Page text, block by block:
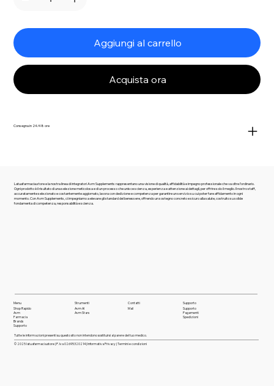
Aggiungi al carrello
Acquista ora
Consegna in 24/48 ore
Latuafarmacia.store e la nostra linea di integratori Avm Supplements rappresentano una visione di qualità, affidabilità e impegno professionale che va oltre l’ordinario.
Ogni prodotto è il risultato di una selezione meticolosa e di un processo che unisce scienza, esperienza e attenzione ai dettagli, per offrire solo il meglio. Il nostro staff,
accuratamente selezionato e costantemente aggiornato, lavora con dedizione e competenza per garantire un servizio su cui poter fare affidamento in ogni
momento. Con Avm Supplements, ci impegniamo a elevare gli standard del benessere, offrendo un sostegno concreto e sicuro alla salute, costruito su solide
fondamenta di competenza, responsabilità e scienza.
Menu
Shop Rapido
Avm
Farmacia
Brands
Supporto
Strumenti
Avm AI
Avm Stars
Contatti
Mail
Supporto
Supporto
Pagamenti
Spedizioni
Tutte le informazioni presenti su questo sito non intendono sostituirsi al parere del tuo medico.
© 2025 latuafarmacia.store | P. Iva 02695320214 |Informativa Privacy|Termini e condizioni